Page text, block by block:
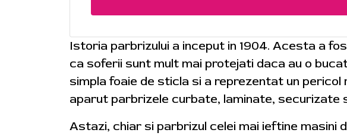
Istoria parbrizului a inceput in 1904. Acesta a
ca soferii sunt mult mai protejati daca au o
simpla foaie de sticla si a reprezentat un pericol
aparut parbrizele curbate, laminate, securizate
Astazi, chiar si parbrizul celei mai ieftine masini